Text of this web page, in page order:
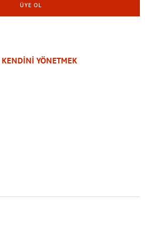
ÜYE OL
KENDİNİ YÖNETMEK